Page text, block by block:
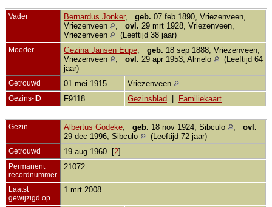
Vader Bernardus Jonker, geb. 07 feb 1890, Vriezenveen,
Vriezenveen
ovl. 29 mrt 1928, Vriezenveen,
Vriezenveen
(Leeftijd 38 jaar)
Moeder Gezina Jansen Eupe geb. 18 sep 1888, Vriezenveen,
Vriezenveen
ovl. 29 apr 1953, Almelo
(Leeftijd 64
jaar)
Getrouwd 01 mei 1915 Vriezenveen
Gezins-ID F9118 Gezinsblad Familiekaart
Gezin Albertus Godeke geb. 18 nov 1924, Sibculo
ovl.
29 dec 1996, Sibculo
(Leeftijd 72 jaar)
Getrouwd 19 aug 1960 [2]
Permanent
recordnummer
21072
Laatst
gewijzigd op
1 mrt 2008